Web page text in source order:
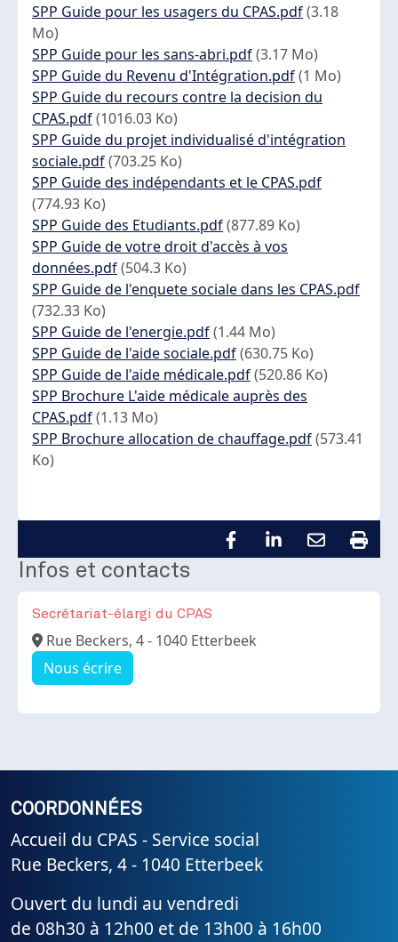
Document
SPP Guide pour les usagers du CPAS.pdf(3.18
Mo)
Document
SPP Guide pour les sans-abri.pdf(3.17 Mo)
Document
SPP Guide du Revenu d'Intégration.pdf(1 Mo)
Document
SPP Guide du recours contre la decision du
CPAS.pdf(1016.03 Ko)
Document
SPP Guide du projet individualisé d'intégration
sociale.pdf(703.25 Ko)
Document
SPP Guide des indépendants et le CPAS.pdf
(774.93 Ko)
Document
SPP Guide des Etudiants.pdf(877.89 Ko)
Document
SPP Guide de votre droit d'accès à vos
données.pdf(504.3 Ko)
Document
SPP Guide de l'enquete sociale dans les CPAS.pdf
(732.33 Ko)
Document
SPP Guide de l'energie.pdf(1.44 Mo)
Document
SPP Guide de l'aide sociale.pdf(630.75 Ko)
Document
SPP Guide de l'aide médicale.pdf(520.86 Ko)
Document
SPP Brochure L'aide médicale auprès des
CPAS.pdf(1.13 Mo)
Document
SPP Brochure allocation de chauffage.pdf(573.41
Ko)
Infos et contacts
Secrétariat-élargi du CPAS
Adresse
Rue Beckers, 4 - 1040 Etterbeek
Nous écrire
COORDONNÉES
Accueil du CPAS - Service social
Rue Beckers, 4 - 1040 Etterbeek
Ouvert du lundi au vendredi
de 08h30 à 12h00 et de 13h00 à 16h00